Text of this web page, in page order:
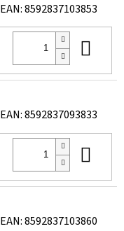
EAN:8592837103853
EAN:8592837093833
EAN:8592837103860